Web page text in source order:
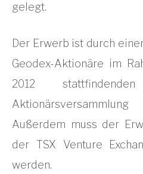
gelegt.
Der Erwerb ist durch
Geodex-Aktionäre im
2012 stattfindenden
Außerdem muss der
der TSX Venture
werden.